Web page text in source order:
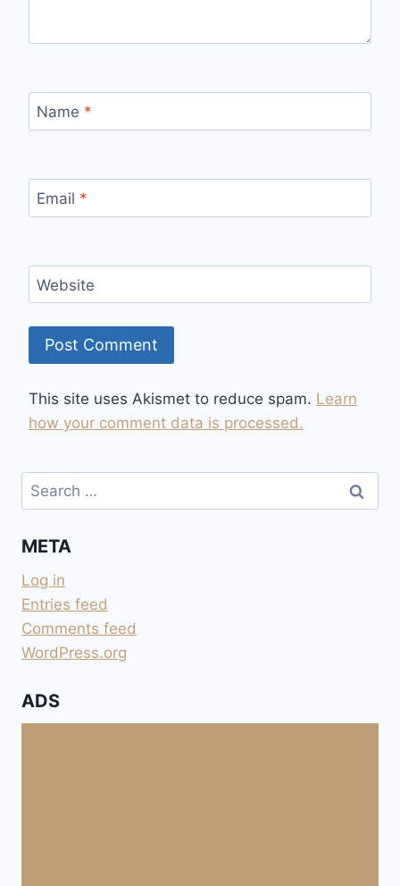
Name *
Email *
Website
This site uses Akismet to reduce spam. Learn
how your comment data is processed.
Search
for:
META
Log in
Entries feed
Comments feed
WordPress.org
ADS